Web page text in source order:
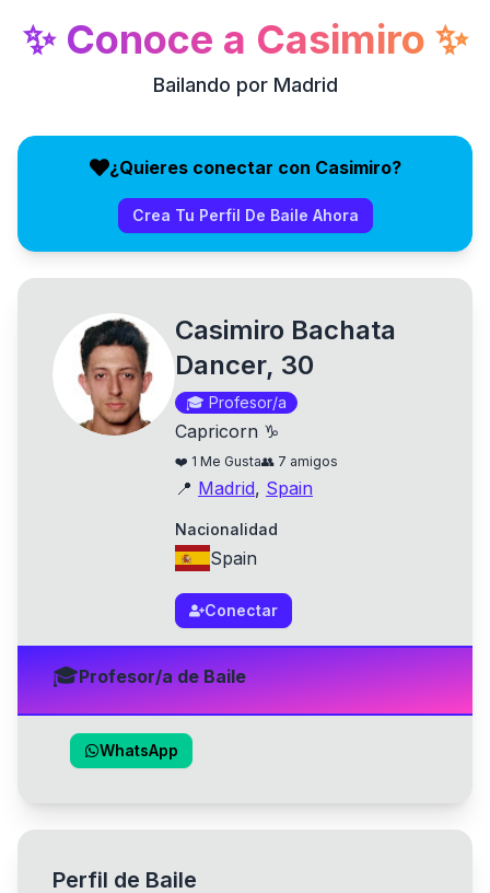
✨ Conoce a Casimiro ✨
Bailando por Madrid
¿Quieres conectar con Casimiro?
Crea Tu Perfil De Baile Ahora
Casimiro Bachata
Dancer, 30
🎓 Profesor/a
Capricorn ♑
❤️ 1 Me Gusta👥 7 amigos
📍 Madrid, Spain
Nacionalidad
Spain
Conectar
🎓Profesor/a de Baile
WhatsApp
Perfil de Baile